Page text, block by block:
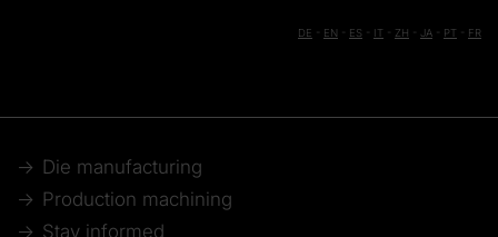
DE EN ES IT ZH JA PT FR
Die manufacturing
Production machining
Stay informed